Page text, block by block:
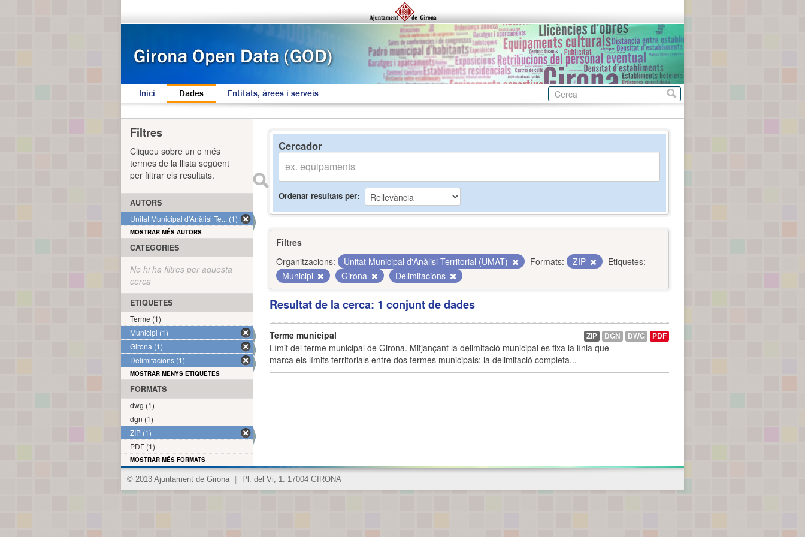
Inici Dades Entitats, àrees i serveis
Cercador
Ordenar resultats per
Filtres
Organitzacions:
Unitat Municipal d'Anàlisi Territorial (UMAT) Formats: ZIP
Etiquetes:
Municipi
Girona Delimitacions
Resultat de la cerca: 1 conjunt de dades
Terme municipal
Límit del terme municipal de Girona. Mitjançant la delimitació municipal es fixa la línia que
marca els límits territorials entre dos termes municipals; la delimitació completa...
ZIP DGN DWG PDF
Filtres
Cliqueu sobre un o més
termes de la llista següent
per filtrar els resultats.
AUTORS
Unitat Municipal d'Anàlisi Te... (1)
MOSTRAR MÉS AUTORS
CATEGORIES
No hi ha filtres per aquesta
cerca
ETIQUETES
Terme (1)
Municipi (1)
Girona (1)
Delimitacions (1)
MOSTRAR MENYS ETIQUETES
FORMATS
dwg (1)
dgn (1)
ZIP (1)
PDF (1)
MOSTRAR MÉS FORMATS
© 2013 Ajuntament de Girona Pl. del Vi, 1. 17004 GIRONA